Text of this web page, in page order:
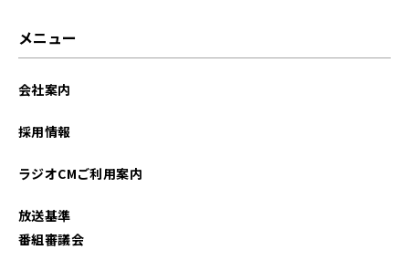
メニュー
会社案内
採用情報
ラジオCMご利用案内
放送基準
番組審議会